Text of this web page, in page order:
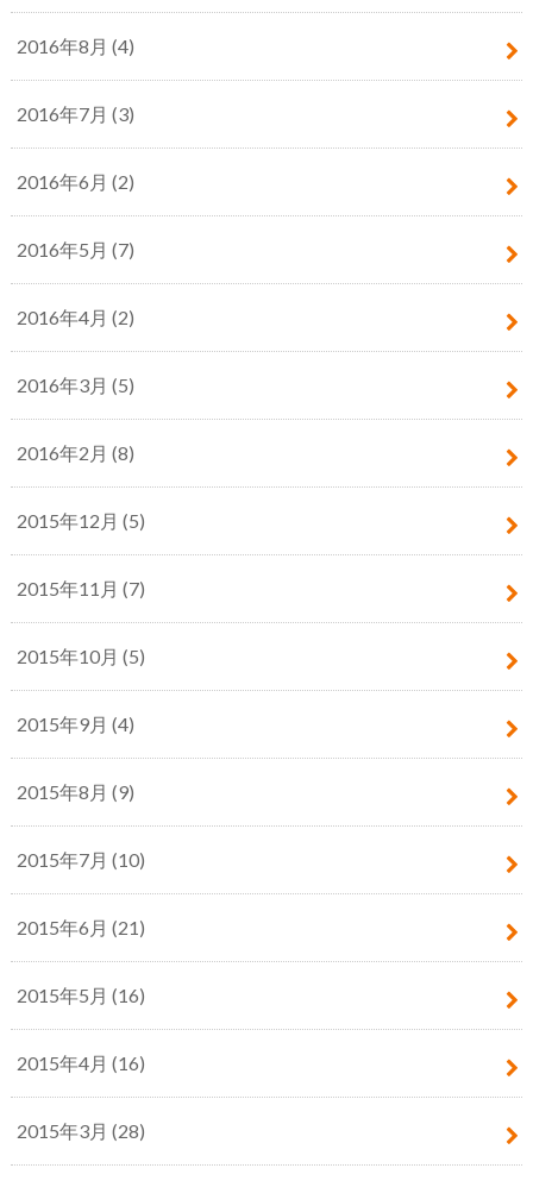
2016年8月 (4)
2016年7月 (3)
2016年6月 (2)
2016年5月 (7)
2016年4月 (2)
2016年3月 (5)
2016年2月 (8)
2015年12月 (5)
2015年11月 (7)
2015年10月 (5)
2015年9月 (4)
2015年8月 (9)
2015年7月 (10)
2015年6月 (21)
2015年5月 (16)
2015年4月 (16)
2015年3月 (28)